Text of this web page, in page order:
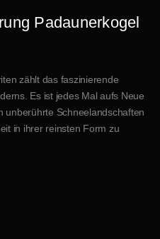
Padaunerkogel
zählt das faszinierende
Es ist jedes Mal aufs Neue
unberührte Schneelandschaften
in ihrer reinsten Form zu